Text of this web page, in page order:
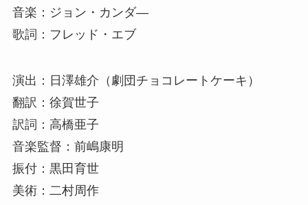
音楽：ジョン・カンダ―
歌詞：フレッド・エブ
演出：日澤雄介（劇団チョコレートケーキ）
翻訳：徐賀世子
訳詞：高橋亜子
音楽監督：前嶋康明
振付：黒田育世
美術：二村周作